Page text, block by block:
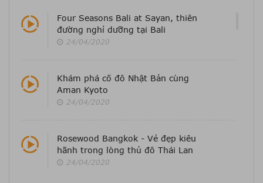
Four Seasons Bali at Sayan, thiên
đường nghỉ dưỡng tại Bali
24/04/2020
Khám phá cố đô Nhật Bản cùng
Aman Kyoto
24/04/2020
Rosewood Bangkok - Vẻ đẹp kiêu
hãnh trong lòng thủ đô Thái Lan
24/04/2020